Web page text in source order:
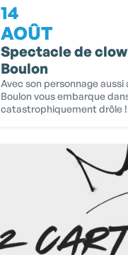
14
AOÛT
Spectacle de
Boulon
Avec son personnage
Boulon vous embarque
catastrophiquement drôle